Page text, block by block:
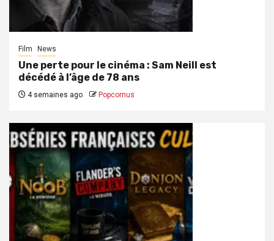
Film News
Une perte pour le cinéma : Sam Neill est
décédé à l’âge de 78 ans
4 semaines ago Popcornus